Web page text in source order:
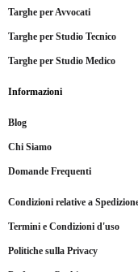
Targhe per Avvocati
Targhe per Studio Tecnico
Targhe per Studio Medico
Informazioni
Blog
Chi Siamo
Domande Frequenti
Condizioni relative a
Termini e Condizioni d'uso
Politiche sulla Privacy